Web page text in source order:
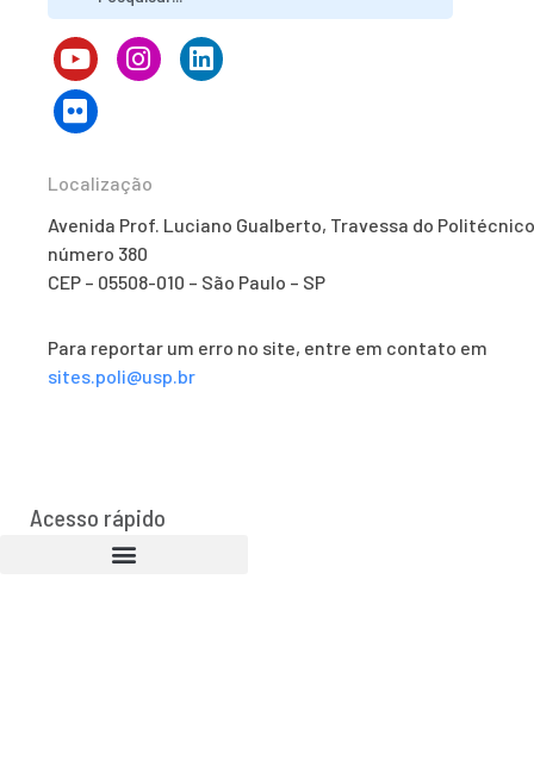
Localização
Avenida Prof. Luciano Gualberto, Travessa do
número 380
CEP – 05508-010 – São Paulo – SP
Para reportar um erro no site, entre em contato em
sites.poli@usp.br
Acesso rápido